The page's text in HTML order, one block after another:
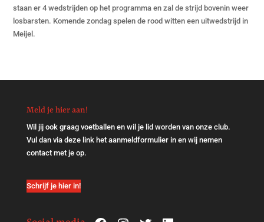
staan er 4 wedstrijden op het programma en zal de strijd bovenin weer
losbarsten. Komende zondag spelen de rood witten een uitwedstrijd in
Meijel.
Meld je hier aan!
Wil jij ook graag voetballen en wil je lid worden van onze club.
Vul dan via deze linkhet aanmeldformulier in en wij nemen
contact met je op.
Schrijf je hier in!